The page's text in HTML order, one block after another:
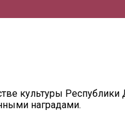
культуры
наградами.